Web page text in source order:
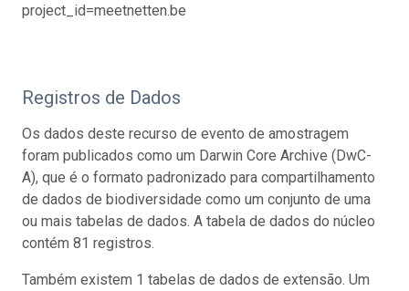
project_id=meetnetten.be
Registros de Dados
Os dados deste recurso de evento de amostragem
foram publicados como um Darwin Core Archive (DwC-
A), que é o formato padronizado para compartilhamento
de dados de biodiversidade como um conjunto de uma
ou mais tabelas de dados. A tabela de dados do núcleo
contém 81 registros.
Também existem 1 tabelas de dados de extensão. Um